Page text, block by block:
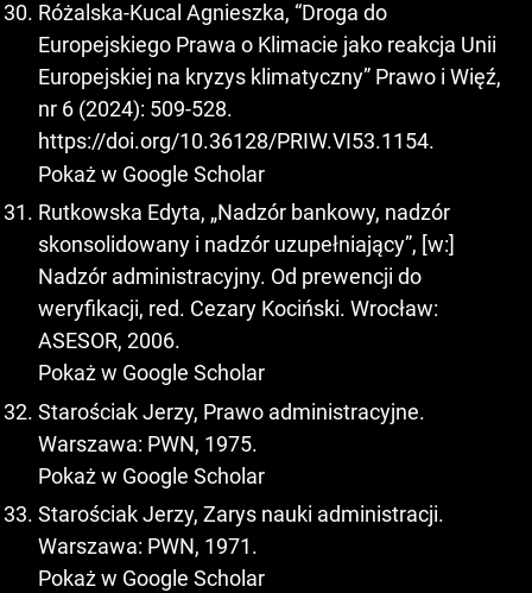
Różalska-Kucal Agnieszka, “Droga do
Europejskiego Prawa o Klimacie jako reakcja Unii
Europejskiej na kryzys klimatyczny” Prawo i Więź,
nr 6 (2024): 509-528.
https://doi.org/10.36128/PRIW.VI53.1154.
Pokaż w Google Scholar
Rutkowska Edyta, „Nadzór bankowy, nadzór
skonsolidowany i nadzór uzupełniający”, [w:]
Nadzór administracyjny. Od prewencji do
weryfikacji, red. Cezary Kociński. Wrocław:
ASESOR, 2006.
Pokaż w Google Scholar
Starościak Jerzy, Prawo administracyjne.
Warszawa: PWN, 1975.
Pokaż w Google Scholar
Starościak Jerzy, Zarys nauki administracji.
Warszawa: PWN, 1971.
Pokaż w Google Scholar